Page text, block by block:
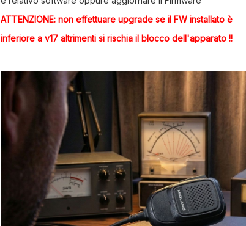
ATTENZIONE: non effettuare upgrade se il FW installato è
inferiore a v17 altrimenti si rischia il blocco dell'apparato !!